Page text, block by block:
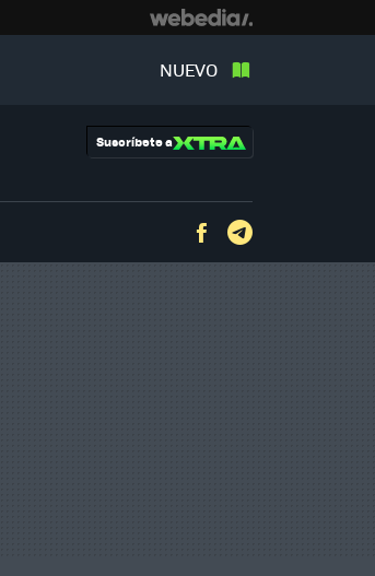
NUEVO
Suscríbete a
Facebook